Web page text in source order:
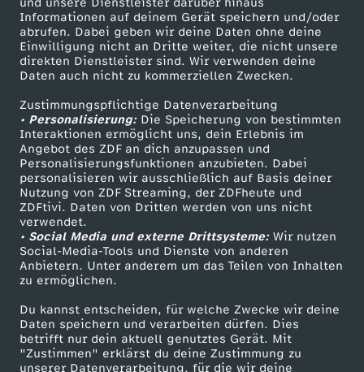
und unsere Dienstleister darüber hinaus
Informationen auf deinem Gerät speichern und/oder
abrufen. Dabei geben wir deine Daten ohne deine
Einwilligung nicht an Dritte weiter, die nicht unsere
direkten Dienstleister sind. Wir verwenden deine
Daten auch nicht zu kommerziellen Zwecken.
Zustimmungspflichtige Datenverarbeitung
• Personalisierung:Die Speicherung von bestimmten
Interaktionen ermöglicht uns, dein Erlebnis im
Angebot des ZDF an dich anzupassen und
Personalisierungsfunktionen anzubieten. Dabei
personalisieren wir ausschließlich auf Basis deiner
Nutzung von ZDF Streaming, der ZDFheute und
ZDFtivi. Daten von Dritten werden von uns nicht
verwendet.
• Social Media und externe Drittsysteme:Wir nutzen
Social-Media-Tools und Dienste von anderen
Anbietern. Unter anderem um das Teilen von Inhalten
zu ermöglichen.
Du kannst entscheiden, für welche Zwecke wir deine
Daten speichern und verarbeiten dürfen. Dies
betrifft nur dein aktuell genutztes Gerät. Mit
"Zustimmen" erklärst du deine Zustimmung zu
unserer Datenverarbeitung, für die wir deine
a
v
o
m
1
.
J
u
l
ZDF-Apps
Smart TV
ZDFtext
Livestreams
Sendungen A-Z
TV-Programm
ZDFmitreden
Kontakt zum ZDF
Tickets
Zuschauerservice
Hilfe
ZDF Unternehmen
Karriere
ZDF goes Schule
Werbefernsehen